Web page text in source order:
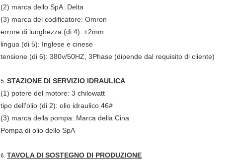
(2) marca dello SpA: Delta
(3) marca del codificatore: Omron
errore di lunghezza (di 4): ±2mm
lingua (di 5): Inglese e cinese
tensione (di 6): 380v/50HZ, 3Phase (dipende dal requisito di cliente)
5. STAZIONE DI SERVIZIO IDRAULICA
(1) potere del motore: 3 chilowatt
tipo dell'olio (di 2): olio idraulico 46#
(3) marca della pompa: Marca della Cina
Pompa di olio dello SpA
6. TAVOLA DI SOSTEGNO DI PRODUZIONE